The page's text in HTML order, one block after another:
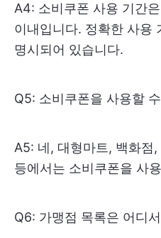
A4: 소비쿠폰 사용 기간
이내입니다. 정확한 사용
명시되어 있습니다.
Q5: 소비쿠폰을 사용할
A5: 네, 대형마트, 백화점
등에서는 소비쿠폰을 사
Q6: 가맹점 목록은 어디